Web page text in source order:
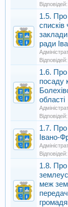
Відповідей:
1.5.
списків
заклади
ради
Відповідей:
1.6.
посаду
області
Відповідей:
1.7. Про
Івано-
Відповідей:
1.8. Про
меж